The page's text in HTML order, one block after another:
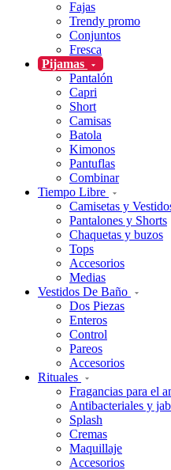
Fajas
Trendy promo
Conjuntos
Fresca
Pijamas
Pantalón
Capri
Short
Camisas
Batola
Kimonos
Pantuflas
Combinar
Tiempo Libre
Camisetas y
Pantalones y Shorts
Chaquetas y buzos
Tops
Accesorios
Medias
Vestidos De Baño
Dos Piezas
Enteros
Control
Pareos
Accesorios
Rituales
Fragancias para el
Antibacteriales y
Splash
Cremas
Maquillaje
Accesorios